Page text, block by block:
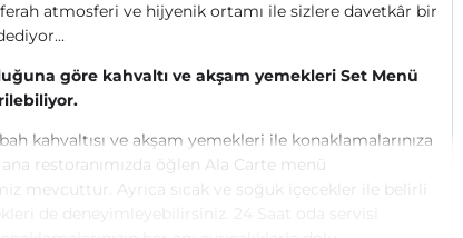
atmosferi ve hijyenik ortamı ile sizlere davetkâr bir
göre kahvaltı ve akşam yemekleri Set Menü
kahvaltısı ve akşam yemekleri ile konaklamalarınıza
restoranımızda öğlen Ala Carte menü
mevcuttur. Ayrıca sıcak ve soğuk içecekler ile belirli